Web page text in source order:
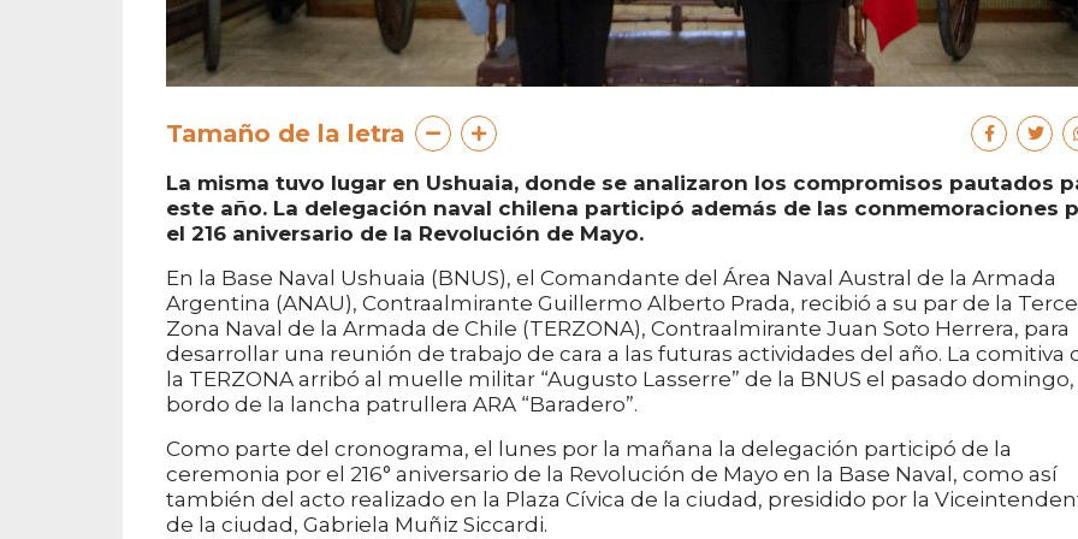
Tamaño de la letra
La misma tuvo lugar en Ushuaia, donde se analizaron los compromisos pautados
este año. La delegación naval chilena participó además de las conmemoraciones
el 216 aniversario de la Revolución de Mayo.
En la Base Naval Ushuaia (BNUS), el Comandante del Área Naval Austral de la Armada
Argentina (ANAU), Contraalmirante Guillermo Alberto Prada, recibió a su par de la
Zona Naval de la Armada de Chile (TERZONA), Contraalmirante Juan Soto Herrera, para
desarrollar una reunión de trabajo de cara a las futuras actividades del año. La comitiva
la TERZONA arribó al muelle militar “Augusto Lasserre” de la BNUS el pasado domingo,
bordo de la lancha patrullera ARA “Baradero”.
Como parte del cronograma, el lunes por la mañana la delegación participó de la
ceremonia por el 216° aniversario de la Revolución de Mayo en la Base Naval, como así
también del acto realizado en la Plaza Cívica de la ciudad, presidido por la
de la ciudad, Gabriela Muñiz Siccardi.